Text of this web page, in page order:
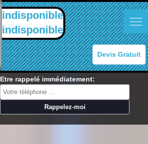
indisponible
indisponible
Devis Gratuit
Etre rappelé immédiatement: